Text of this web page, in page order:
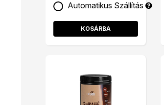
Automatikus Szállítás
KOSÁRBA